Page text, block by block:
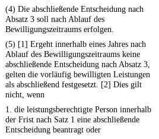
(4) Die abschließende Entscheidung nach
Absatz 3 soll nach Ablauf des
Bewilligungszeitraums erfolgen.
(5) [1] Ergeht innerhalb eines Jahres nach
Ablauf des Bewilligungszeitraums keine
abschließende Entscheidung nach Absatz 3,
gelten die vorläufig bewilligten Leistungen
als abschließend festgesetzt. [2] Dies gilt
nicht, wenn
1. die leistungsberechtigte Person innerhalb
der Frist nach Satz 1 eine abschließende
Entscheidung beantragt oder